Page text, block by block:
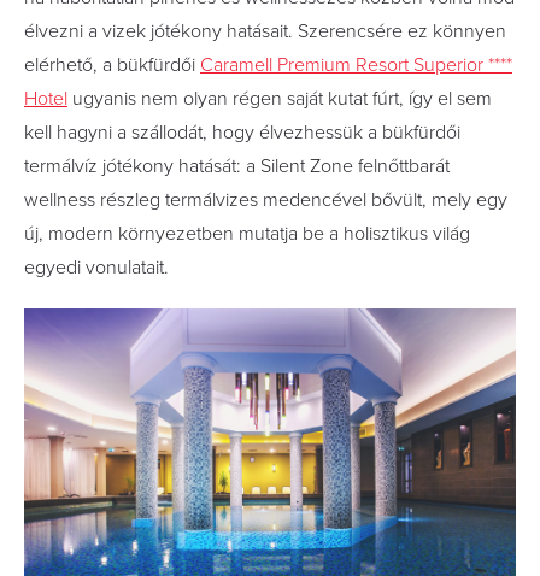
élvezni a vizek jótékony hatásait. Szerencsére ez könnyen
elérhető, a bükfürdői Caramell Premium Resort Superior ****
Hotel ugyanis nem olyan régen saját kutat fúrt, így el sem
kell hagyni a szállodát, hogy élvezhessük a bükfürdői
termálvíz jótékony hatását: a Silent Zone felnőttbarát
wellness részleg termálvizes medencével bővült, mely egy
új, modern környezetben mutatja be a holisztikus világ
egyedi vonulatait.